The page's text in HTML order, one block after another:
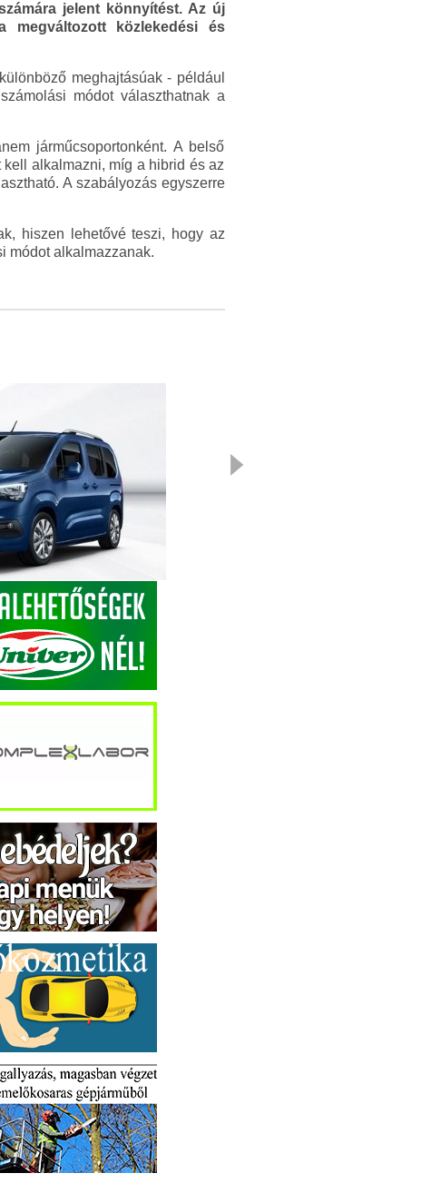
jelent könnyítést. Az új
megváltozott közlekedési és
meghajtásúak - például
módot választhatnak a
járműcsoportonként. A belső
alkalmazni, míg a hibrid és az
A szabályozás egyszerre
hiszen lehetővé teszi, hogy az
módot alkalmazzanak.